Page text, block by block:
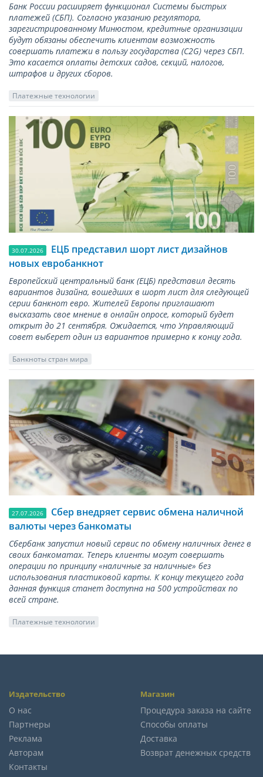
Банк России расширяет функционал Системы быстрых
платежей (СБП). Согласно указанию регулятора,
зарегистрированному Минюстом, кредитные организации
будут обязаны обеспечить клиентам возможность
совершать платежи в пользу государства (С2G) через СБП.
Это касается оплаты детских садов, секций, налогов,
штрафов и других сборов.
Платежные технологии
30.07.2026
ЕЦБ представил шорт лист дизайнов
новых евробанкнот
Европейский центральный банк (ЕЦБ) представил десять
вариантов дизайна, вошедших в шорт лист для следующей
серии банкнот евро. Жителей Европы приглашают
высказать свое мнение в онлайн опросе, который будет
открыт до 21 сентября. Ожидается, что Управляющий
совет выберет один из вариантов примерно к концу года.
Банкноты стран мира
27.07.2026
Сбер внедряет сервис обмена наличной
валюты через банкоматы
Сбербанк запустил новый сервис по обмену наличных денег в
своих банкоматах. Теперь клиенты могут совершать
операции по принципу «наличные за наличные» без
использования пластиковой карты. К концу текущего года
данная функция станет доступна на 500 устройствах по
всей стране.
Платежные технологии
Издательство
О нас
Партнеры
Реклама
Авторам
Контакты
Магазин
Процедура заказа на сайте
Способы оплаты
Доставка
Возврат денежных средств